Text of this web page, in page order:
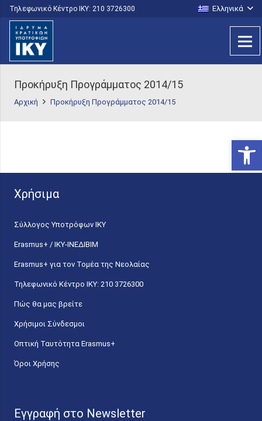
Τηλεφωνικό Κέντρο IKY: 210 3726300 Ελληνικά
Προκήρυξη Προγράμματος 2014/15
Αρχική Προκήρυξη Προγράμματος 2014/15
Χρήσιμα
Σύλλογος Υποτρόφων ΙΚΥ
Erasmus+ / ΙΚΥ-ΙΝΕΔΙΒΙΜ
Erasmus+ για τον Τομέα της Νεολαίας
Τηλεφωνικό Κέντρο IKY: 210 3726300
Πώς θα μας βρείτε
Χρήσιμοι Σύνδεσμοι
Οπτική Ταυτότητα Erasmus+
Όροι Χρήσης
Εγγραφή στο Newsletter